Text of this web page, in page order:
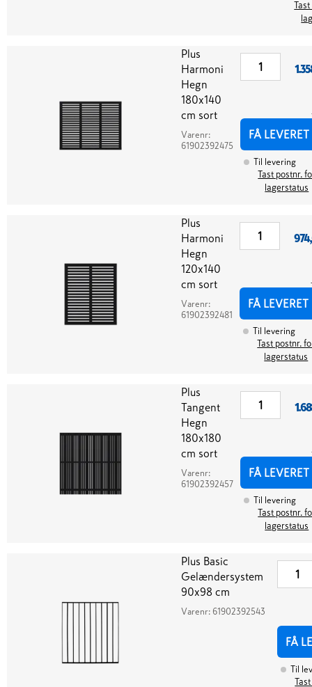
Plus
Harmoni
Hegn
180x140
cm sort
Varenr:
61902392475
FÅ LEVERET
Til levering
Tast postnr.
lagerstatus
Plus
Harmoni
Hegn
120x140
cm sort
Varenr:
61902392481
FÅ LEVERET
Til levering
Tast postnr.
lagerstatus
Plus
Tangent
Hegn
180x180
cm sort
Varenr:
61902392457
FÅ LEVERET
Til levering
Tast postnr.
lagerstatus
Plus Basic
Gelændersystem
90x98 cm
Varenr: 61902392543
FÅ
Til